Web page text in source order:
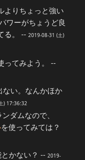
よりちょっと強い
ワーがちょうど良
る。 -- 2019-08-31 (土)
ってみよう。 --
い。なんかほか
) 17:36:32
ダムなので、
を使ってみては？
かない？ -- 2019-